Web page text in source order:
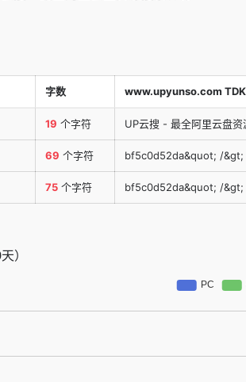
字数 www.upyunso.com TDK
19 个字符 UP云搜 - 最全阿里云盘资
69 个字符 bf5c0d52da&quot; /&gt;
75 个字符 bf5c0d52da&quot; /&gt;
）